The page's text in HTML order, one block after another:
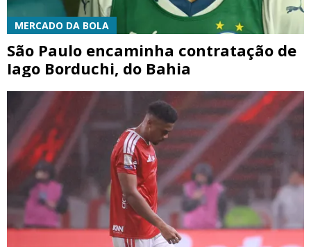
MERCADO DA BOLA
São Paulo encaminha contratação de
Iago Borduchi, do Bahia